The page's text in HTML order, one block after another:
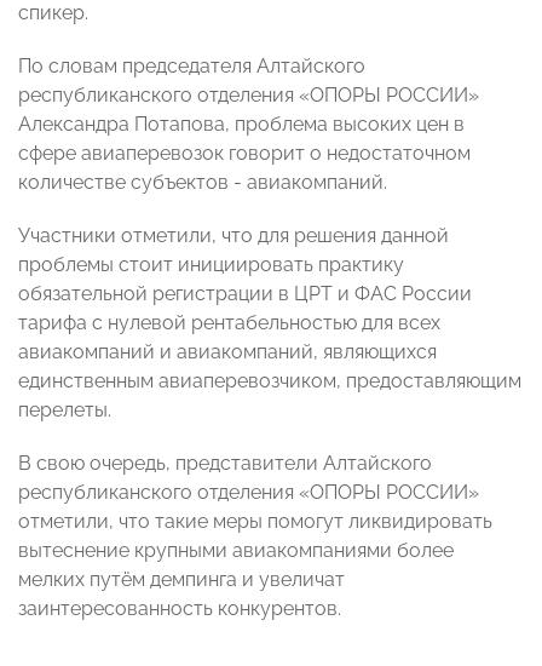
спикер.
По словам председателя Алтайского
республиканского отделения «ОПОРЫ РОССИИ»
Александра Потапова, проблема высоких цен в
сфере авиаперевозок говорит о недостаточном
количестве субъектов - авиакомпаний.
Участники отметили, что для решения данной
проблемы стоит инициировать практику
обязательной регистрации в ЦРТ и ФАС России
тарифа с нулевой рентабельностью для всех
авиакомпаний и авиакомпаний, являющихся
единственным авиаперевозчиком, предоставляющим
перелеты.
В свою очередь, представители Алтайского
республиканского отделения «ОПОРЫ РОССИИ»
отметили, что такие меры помогут ликвидировать
вытеснение крупными авиакомпаниями более
мелких путём демпинга и увеличат
заинтересованность конкурентов.